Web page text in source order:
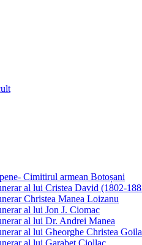
Cimitirul armean Botoșani
al lui Cristea David (1802-
Christea Manea Loizanu
al lui Jon J. Ciomac
al lui Dr. Andrei Manea
al lui Gheorghe Christea
al lui Garabet Ciollac